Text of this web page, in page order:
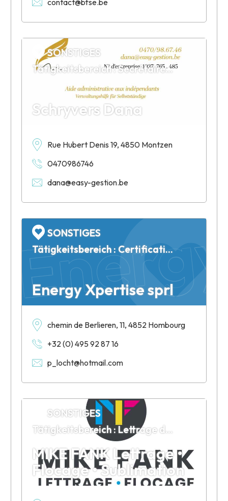
contact@bfse.be
Schryvers Dana
SONSTIGES
Tätigkeitsbereich : Secrétaire indépendante
Rue Hubert Denis 19, 4850 Montzen
0470986746
dana@easy-gestion.be
Energy Xpertise sprl
SONSTIGES
Tätigkeitsbereich : Certification PEB
chemin de Berlieren, 11, 4852 Hombourg
+32 (0) 495 92 87 16
p_locht@hotmail.com
MIKE FANK Lettrage •
Flocage • Sublimation
SONSTIGES